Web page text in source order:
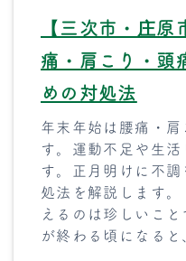
【三次市・庄
痛・肩こり・頭
めの対処法
年末年始は腰痛・
す。運動不足や生
す。正月明けに不
処法を解説します
えるのは珍しいこ
が終わる頃になる